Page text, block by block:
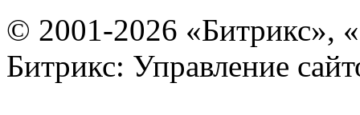
© 2001-2026 «Битрикс»,
Битрикс: Управление